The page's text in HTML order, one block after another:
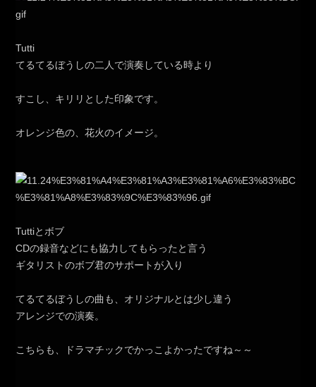
Tutti
てるてるぼうしの二人で演奏している時より
すこし、キリリとした印象です。
オレンジ色の、花火のイメージ。
Tuttiとボブ
CDの録音などにも協力してもらったと言う
ギタリストのボブ君のサポートが入り
てるてるぼうしの曲も、オリジナルとは少し違う
アレンジでの演奏。
こちらも、ドラマチックでかっこよかったですね～～